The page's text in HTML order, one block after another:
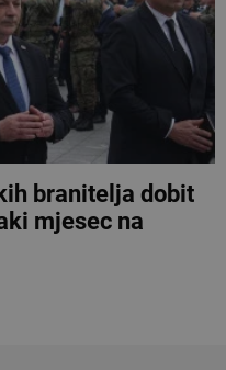
branitelja dobit
mjesec na